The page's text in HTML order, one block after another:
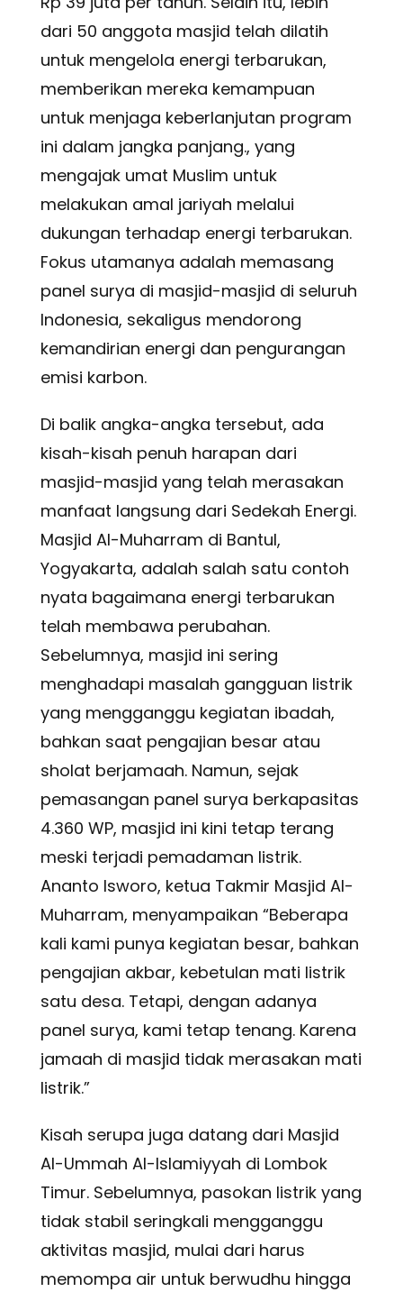
dari 50 anggota masjid telah dilatih
untuk mengelola energi terbarukan,
memberikan mereka kemampuan
untuk menjaga keberlanjutan program
ini dalam jangka panjang., yang
mengajak umat Muslim untuk
melakukan amal jariyah melalui
dukungan terhadap energi terbarukan.
Fokus utamanya adalah memasang
panel surya di masjid-masjid di seluruh
Indonesia, sekaligus mendorong
kemandirian energi dan pengurangan
emisi karbon.
Di balik angka-angka tersebut, ada
kisah-kisah penuh harapan dari
masjid-masjid yang telah merasakan
manfaat langsung dari Sedekah Energi.
Masjid Al-Muharram di Bantul,
Yogyakarta, adalah salah satu contoh
nyata bagaimana energi terbarukan
telah membawa perubahan.
Sebelumnya, masjid ini sering
menghadapi masalah gangguan listrik
yang mengganggu kegiatan ibadah,
bahkan saat pengajian besar atau
sholat berjamaah. Namun, sejak
pemasangan panel surya berkapasitas
4.360 WP, masjid ini kini tetap terang
meski terjadi pemadaman listrik.
Ananto Isworo, ketua Takmir Masjid Al-
Muharram, menyampaikan “Beberapa
kali kami punya kegiatan besar, bahkan
pengajian akbar, kebetulan mati listrik
satu desa. Tetapi, dengan adanya
panel surya, kami tetap tenang. Karena
jamaah di masjid tidak merasakan mati
listrik.”
Kisah serupa juga datang dari Masjid
Al-Ummah Al-Islamiyyah di Lombok
Timur. Sebelumnya, pasokan listrik yang
tidak stabil seringkali mengganggu
aktivitas masjid, mulai dari harus
memompa air untuk berwudhu hingga